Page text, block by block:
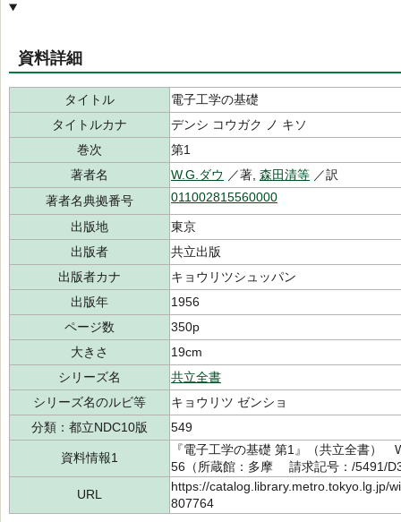
資料詳細
タイトル
電子工学の基礎
タイトルカナ
デンシ コウガク ノ キソ
巻次
第1
著者名
W.G.ダウ ／著, 森田清等 ／訳
著者名典拠番号
011002815560000
出版地
東京
出版者
共立出版
出版者カナ
キョウリツシュッパン
出版年
1956
ページ数
350p
大きさ
19cm
シリーズ名
共立全書
シリーズ名のルビ等
キョウリツ ゼンショ
分類：都立NDC10版
549
資料情報1
『電子工学の基礎 第1』（共立全書
56（所蔵館：多摩 請求記号：/5491/
URL
https://catalog.library.metro.tokyo.lg.jp/
807764